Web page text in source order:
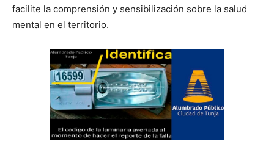
facilite la comprensión y sensibilización sobre la salud
mental en el territorio.